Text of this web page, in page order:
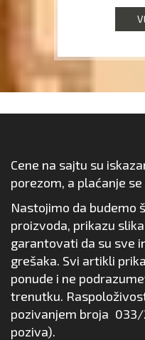
Cene na sajtu su
porezom, a plaćanje
Nastojimo da budemo
proizvoda, prikazu
garantovati da su sve
grešaka. Svi artikli
ponude i ne
trenutku.
pozivanjem broja 033/
poziva).